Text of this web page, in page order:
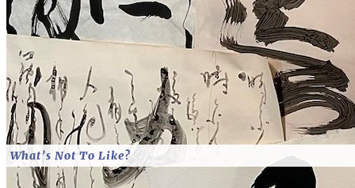
What’s Not To Like?